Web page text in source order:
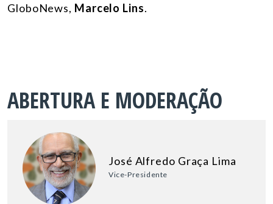
GloboNews, Marcelo Lins.
ABERTURA E MODERAÇÃO
José Alfredo Graça Lima
Vice-Presidente